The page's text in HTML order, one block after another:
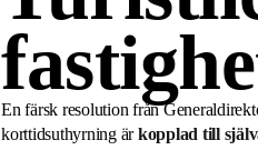
En färsk resolution från
korttidsuthyrning ärkopplad till